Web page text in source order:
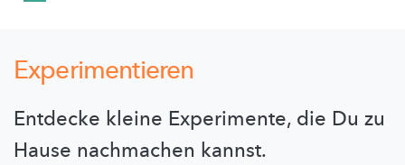
Experimentieren
Entdecke kleine Experimente, die Du zu
Hause nachmachen kannst.